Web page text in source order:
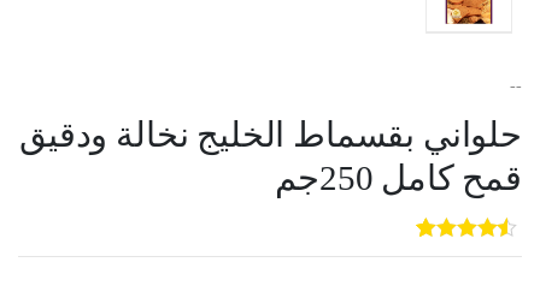
--
حلواني بقسماط الخليج نخالة ودقيق
قمح كامل 250جم
5
out of
5
3